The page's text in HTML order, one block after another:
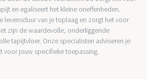
en egaliseert het kleine oneffenheden.
levensduur van je toplaag en zorgt het voor
zijn de waardevolle, onderliggende
tapijtvloer. Onze specialisten adviseren je
voor jouw specifieke toepassing.